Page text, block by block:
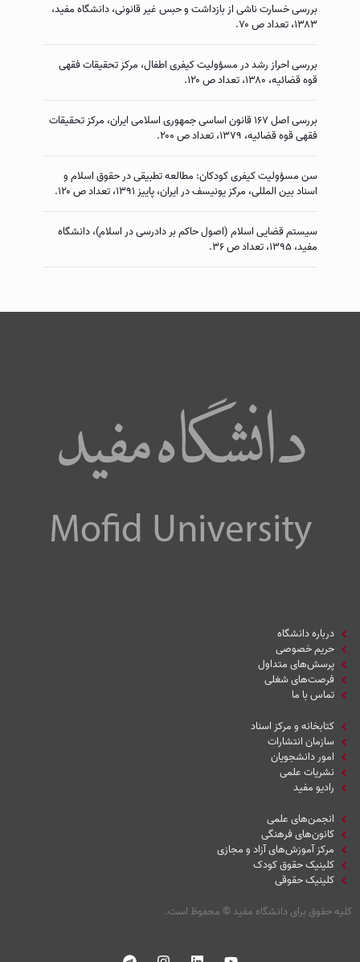
بررسى خسارت ناشى از بازداشت و حبس غیر قانونى، دانشگاه مفید،
۱۳۸۳، تعداد ص ۷۰.
بررسى احراز رشد در مسؤولیت كیفرى اطفال، مركز تحقیقات فقهى
قوه قضائیه، ۱۳۸۰، تعداد ص ۱۲۰.
بررسی اصل ۱۶۷ قانون اساسی جمهوری اسلامی ایران، مركز تحقیقات
فقهى قوه قضائیه، ۱۳۷۹، تعداد ص ۲۰۰.
سن مسؤوليت كيفرى کودکان: مطالعه تطبیقی در حقوق اسلام و
اسناد بین المللی، مركز یونیسف در ایران، پاییز ۱۳۹۱، تعداد ص ۱۲۰.
سیستم قضایی اسلام (اصول حاکم بر دادرسی در اسلام)، دانشگاه
مفید، ۱۳۹۵، تعداد ص ۳۶.
درباره دانشگاه
حریم خصوصی
پرسش‌های متداول
فرصت‌های شغلی
تماس با ما
کتابخانه و مرکز اسناد
سازمان انتشارات
امور دانشجویان
نشریات علمی
رادیو مفید
انجمن‌های علمی
کانون‌های فرهنگی
مرکز آموزش‌های آزاد و مجازی
کلینیک حقوق کودک
کلینیک حقوقی
کلیه حقوق برای دانشگاه مفید© محفوظ است.